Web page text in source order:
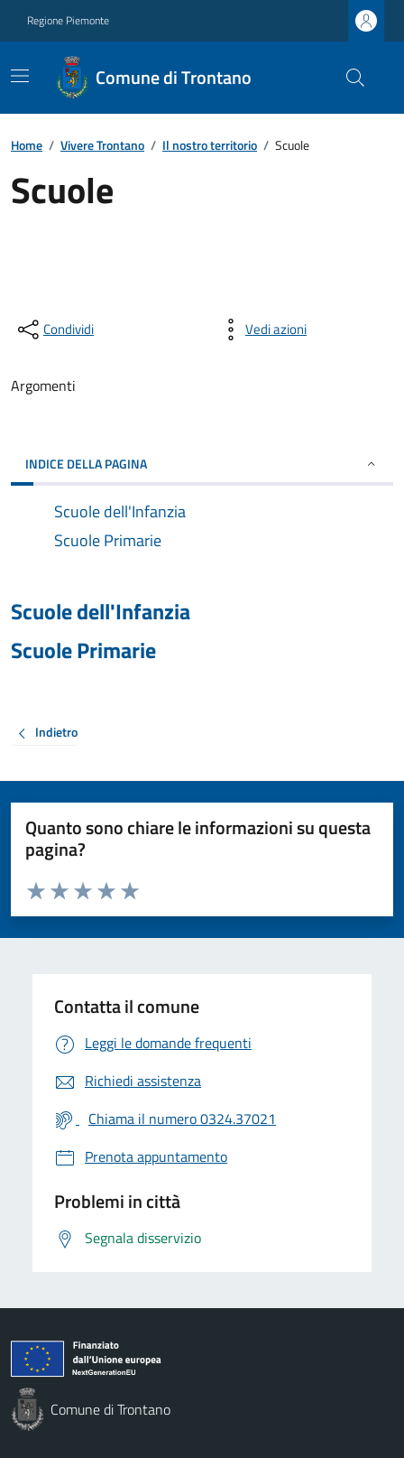
Regione Piemonte
Comune di Trontano
Home / Vivere Trontano / Il nostro territorio / Scuole
Scuole
Condividi Vedi azioni
Argomenti
INDICE DELLA PAGINA
Scuole dell'Infanzia
Scuole Primarie
Scuole dell'Infanzia
Scuole Primarie
Indietro
Quanto sono chiare le informazioni su questa
pagina?
Valuta da 1 a 5 stelle la pagina
Valuta 5 stelle su 5
Valuta 4 stelle su 5
Valuta 3 stelle su 5
Valuta 2 stelle su 5
Valuta 1 stelle su 5
Contatta il comune
Leggi le domande frequenti
Richiedi assistenza
Chiama il numero 0324.37021
Prenota appuntamento
Problemi in città
Segnala disservizio
Comune di Trontano